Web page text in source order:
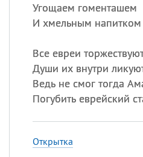
Угощаем гоменташем
И хмельным
Все евреи
Души их внутри
Ведь не смог тогда
Погубить еврейский
Открытка